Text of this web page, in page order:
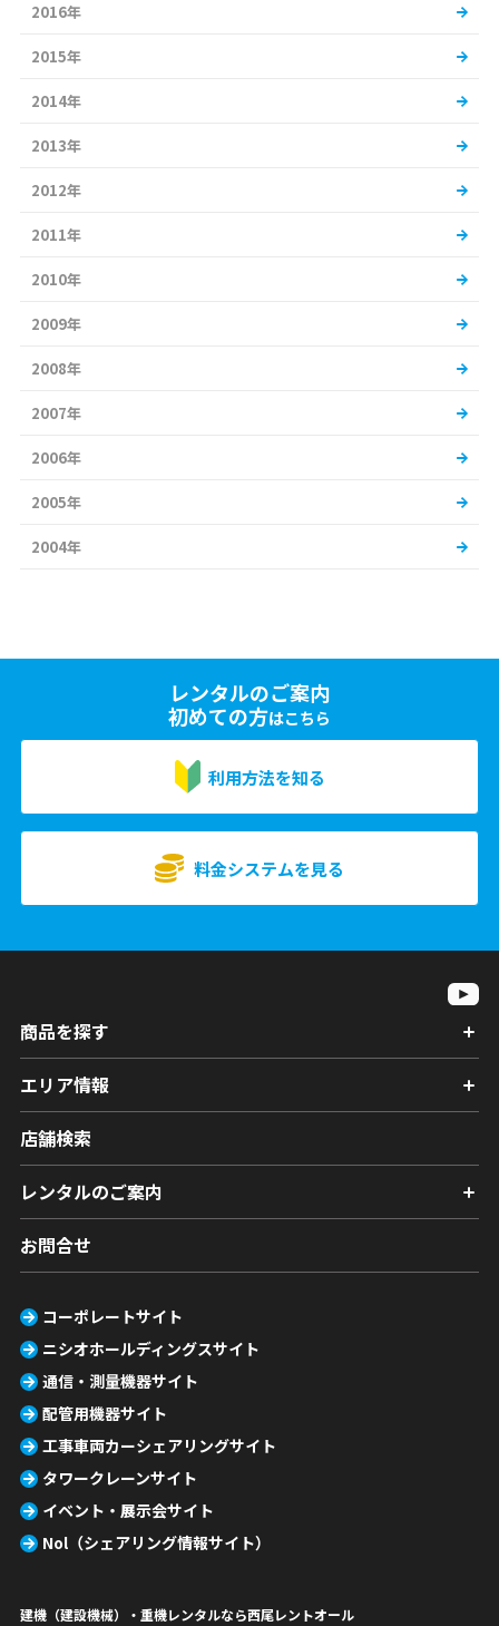
2016年
2015年
2014年
2013年
2012年
2011年
2010年
2009年
2008年
2007年
2006年
2005年
2004年
レンタルのご案内
初めての方はこちら
利用方法を知る
料金システムを見る
商品を探す
エリア情報
店舗検索
レンタルのご案内
お問合せ
コーポレートサイト
ニシオホールディングスサイト
通信・測量機器サイト
配管用機器サイト
工事車両カーシェアリングサイト
タワークレーンサイト
イベント・展示会サイト
Nol（シェアリング情報サイト）
建機（建設機械）・重機レンタルなら西尾レントオール